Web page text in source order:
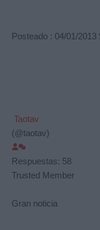
Posteado : 04/01/2013
Taotav
(@taotav)
Respuestas: 58
Trusted Member
Gran noticia